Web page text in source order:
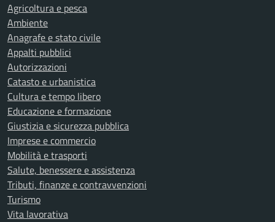
Agricoltura e pesca
Ambiente
Anagrafe e stato civile
Appalti pubblici
Autorizzazioni
Catasto e urbanistica
Cultura e tempo libero
Educazione e formazione
Giustizia e sicurezza pubblica
Imprese e commercio
Mobilità e trasporti
Salute, benessere e assistenza
Tributi, finanze e contravvenzioni
Turismo
Vita lavorativa